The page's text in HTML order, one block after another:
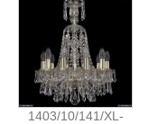
1403/10/141/XL-